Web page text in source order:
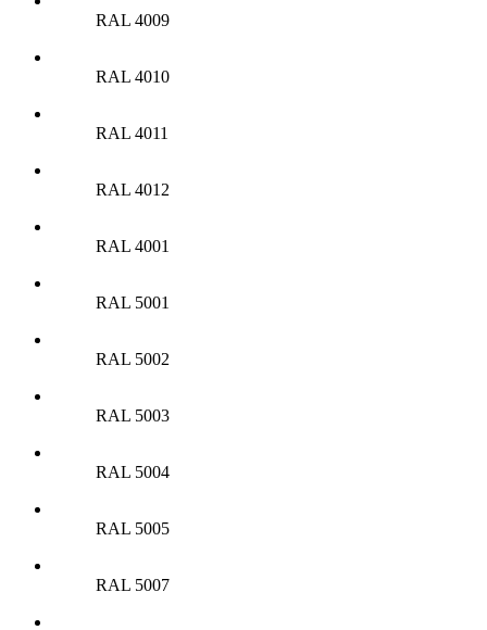
RAL 4009
RAL 4010
RAL 4011
RAL 4012
RAL 4001
RAL 5001
RAL 5002
RAL 5003
RAL 5004
RAL 5005
RAL 5007